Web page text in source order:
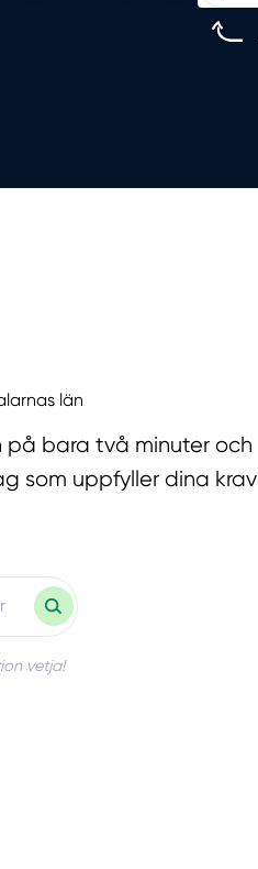
län
på bara två minuter och
som uppfyller dina krav
vetja!